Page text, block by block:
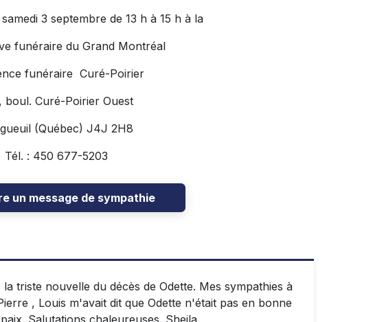
3 septembre de 13 h à 15 h à la
funéraire du Grand Montréal
funéraire Curé-Poirier
boul. Curé-Poirier Ouest
(Québec) J4J 2H8
Tél. : 450 677-5203
un message de sympathie
triste nouvelle du décès de Odette. Mes sympathies à
, Louis m'avait dit que Odette n'était pas en bonne
Salutations chaleureuses. Sheila